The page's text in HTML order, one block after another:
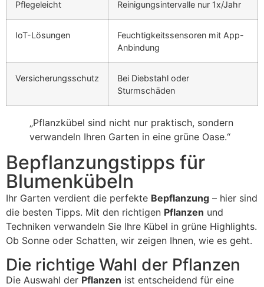
Pflegeleicht Reinigungsintervalle nur 1x/Jahr
IoT-Lösungen
Feuchtigkeitssensoren mit App-
Anbindung
Versicherungsschutz
Bei Diebstahl oder
Sturmschäden
„Pflanzkübel sind nicht nur praktisch, sondern
verwandeln Ihren Garten in eine grüne Oase.“
Bepflanzungstipps für
Blumenkübeln
Ihr Garten verdient die perfekte Bepflanzung – hier sind
die besten Tipps. Mit den richtigen Pflanzen und
Techniken verwandeln Sie Ihre Kübel in grüne Highlights.
Ob Sonne oder Schatten, wir zeigen Ihnen, wie es geht.
Die richtige Wahl der Pflanzen
Die Auswahl der Pflanzen ist entscheidend für eine